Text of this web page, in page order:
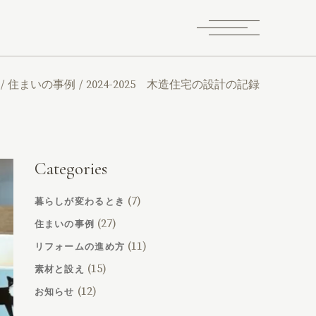
住まいの事例 2024-2025 木造住宅の設計の記録
Categories
暮らしが変わるとき (7)
住まいの事例 (27)
リフォームの進め方 (11)
素材と設え (15)
お知らせ (12)